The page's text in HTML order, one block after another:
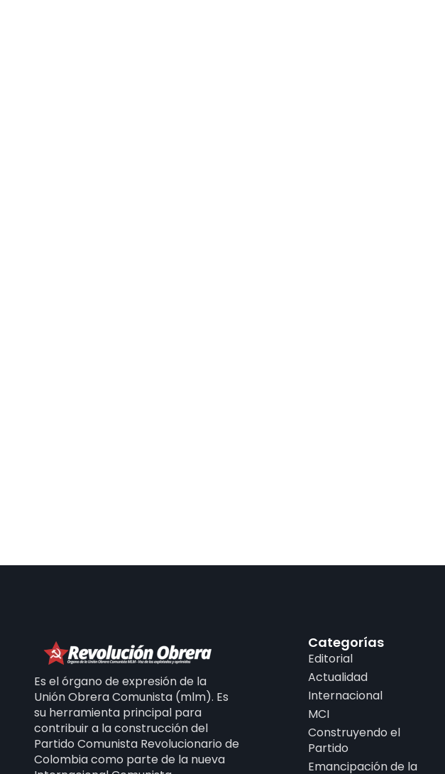
Es el órgano de expresión de la
Unión Obrera Comunista (mlm). Es
su herramienta principal para
contribuir a la construcción del
Partido Comunista Revolucionario de
Colombia como parte de la nueva
Categorías
Editorial
Actualidad
Internacional
MCI
Construyendo el
Partido
Emancipación de la